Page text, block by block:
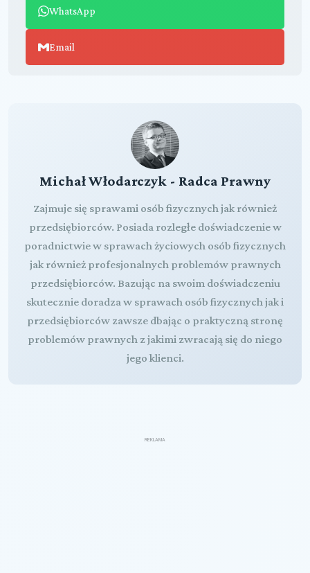
WhatsApp
Email
Michał Włodarczyk - Radca Prawny
Zajmuje się sprawami osób fizycznych jak również
przedsiębiorców. Posiada rozległe doświadczenie w
poradnictwie w sprawach życiowych osób fizycznych
jak również profesjonalnych problemów prawnych
przedsiębiorców. Bazując na swoim doświadczeniu
skutecznie doradza w sprawach osób fizycznych jak i
przedsiębiorców zawsze dbając o praktyczną stronę
problemów prawnych z jakimi zwracają się do niego
jego klienci.
REKLAMA